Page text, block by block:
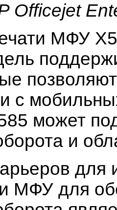
Officejet
МФУ
с
может
и
для
МФУ для